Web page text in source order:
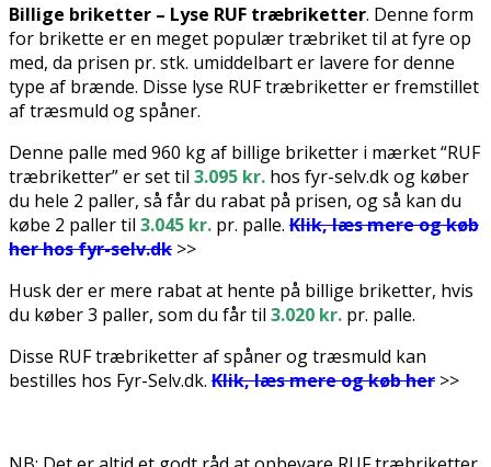
Billige briketter – Lyse RUF træbriketter. Denne form
for brikette er en meget populær træbriket til at fyre op
med, da prisen pr. stk. umiddelbart er lavere for denne
type af brænde. Disse lyse RUF træbriketter er fremstillet
af træsmuld og spåner.
Denne palle med 960 kg af billige briketter i mærket “RUF
træbriketter” er set til 3.095 kr. hos fyr-selv.dk og køber
du hele 2 paller, så får du rabat på prisen, og så kan du
købe 2 paller til 3.045 kr. pr. palle. Klik, læs mere og køb
her hos fyr-selv.dk >>
Husk der er mere rabat at hente på billige briketter, hvis
du køber 3 paller, som du får til 3.020 kr. pr. palle.
Disse RUF træbriketter af spåner og træsmuld kan
bestilles hos Fyr-Selv.dk. Klik, læs mere og køb her >>